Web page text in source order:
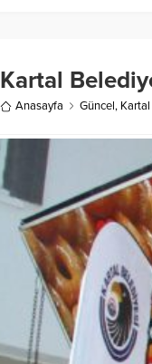
Kartal
Anasayfa Güncel, Kartal